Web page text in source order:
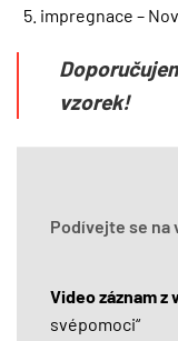
impregnace –
vzorek!
Podívejte se na
Video záznam z
svépomoci“